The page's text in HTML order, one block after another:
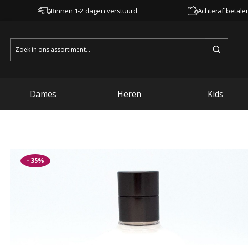
Binnen 1-2 dagen verstuurd Achteraf
Zoeken
naar:
Dames Heren Kids
- 35%